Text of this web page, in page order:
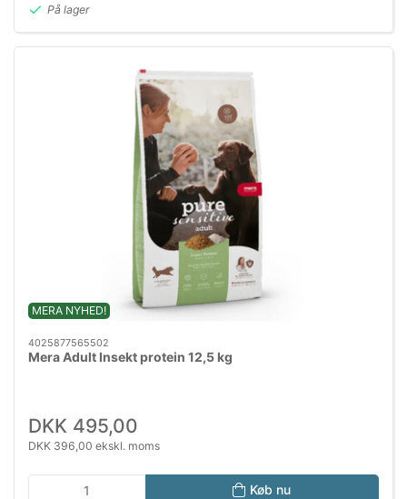
På lager
MERA NYHED!
4025877565502
Mera Adult Insekt protein 12,5 kg
DKK 495,00
DKK 396,00 ekskl. moms
Køb nu